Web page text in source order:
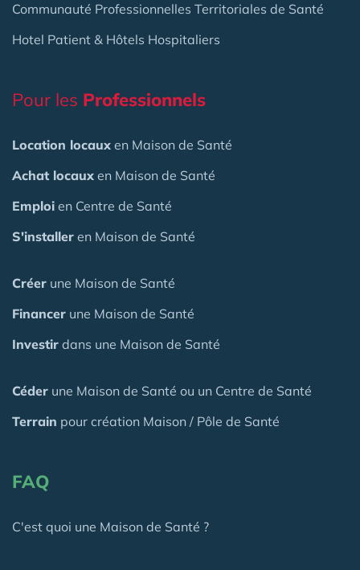
Communauté Professionnelles Territoriales de Santé
Hotel Patient & Hôtels Hospitaliers
Pour les Professionnels
Location locaux en Maison de Santé
Achat locaux en Maison de Santé
Emploi en Centre de Santé
S'installer en Maison de Santé
Créer une Maison de Santé
Financer une Maison de Santé
Investir dans une Maison de Santé
Céder une Maison de Santé ou un Centre de Santé
Terrain pour création Maison / Pôle de Santé
FAQ
C'est quoi une Maison de Santé ?